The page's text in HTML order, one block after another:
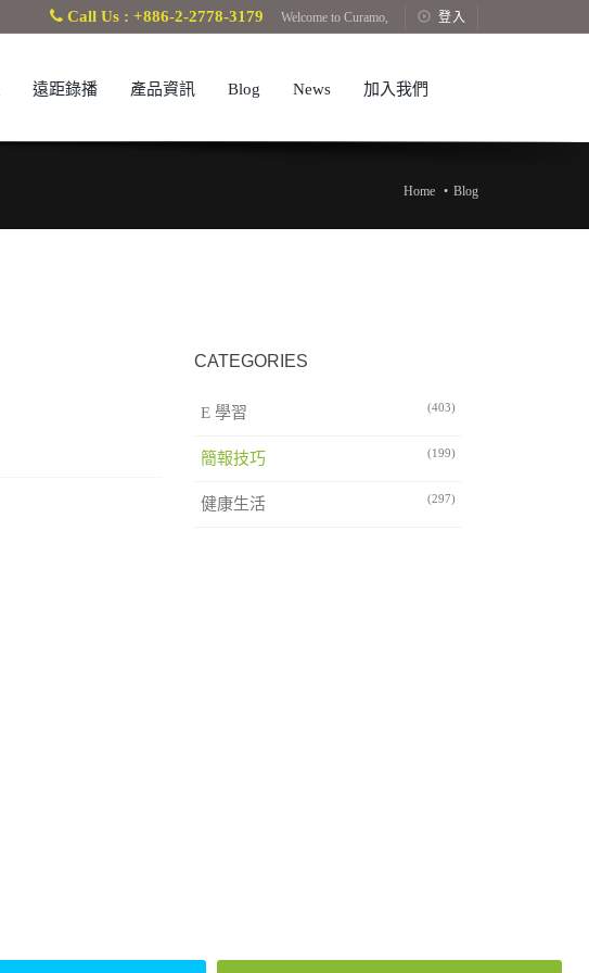
Call Us : +886-2-2778-3179 Welcome to Curamo, 登入
遠距錄播 產品資訊 Blog News 加入我們
Home Blog
CATEGORIES
(403)
E 學習
(199)
簡報技巧
(297)
健康生活